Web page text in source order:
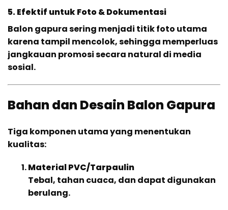
5. Efektif untuk Foto & Dokumentasi
Balon gapura sering menjadi titik foto utama
karena tampil mencolok, sehingga memperluas
jangkauan promosi secara natural di media
sosial.
Bahan dan Desain Balon Gapura
Tiga komponen utama yang menentukan
kualitas:
Material PVC/Tarpaulin
Tebal, tahan cuaca, dan dapat digunakan
berulang.